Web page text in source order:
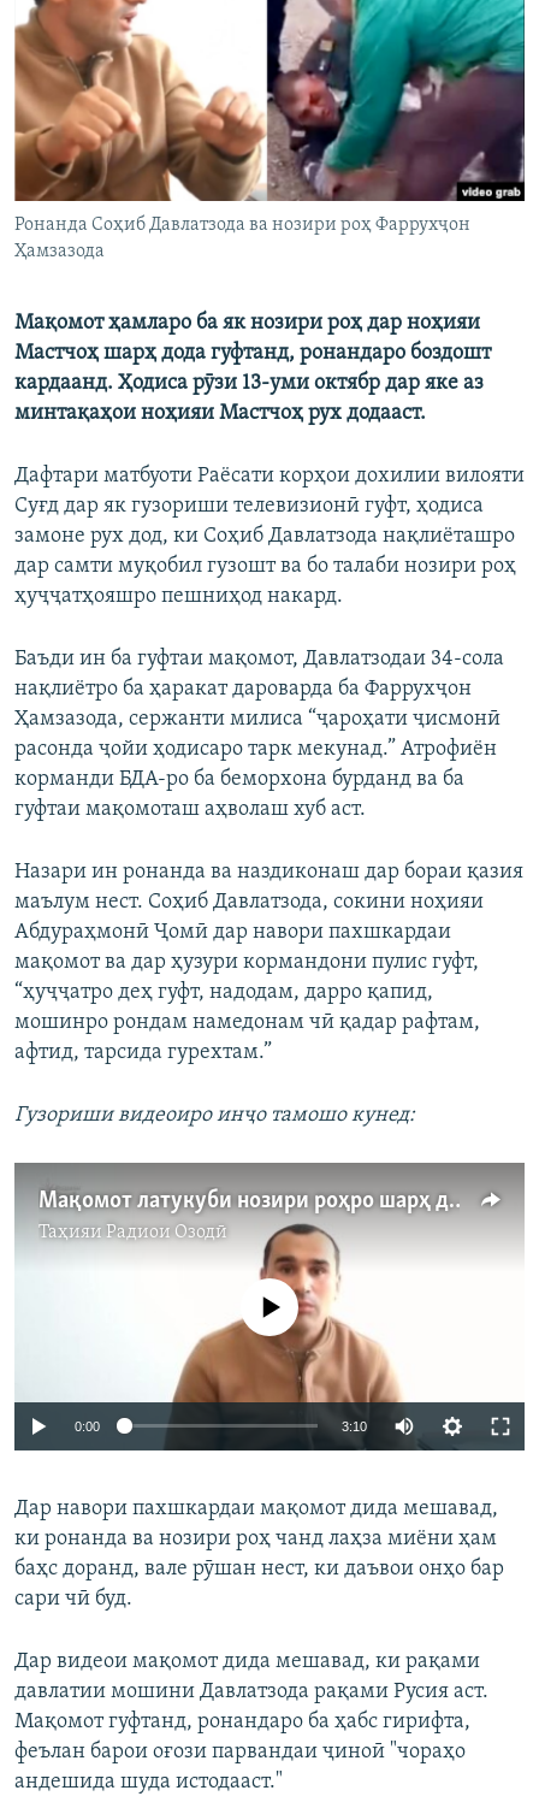
ГУЗОРИШҲОИ РАДИОӢ
Русский
ПАЙГИРӢ КУНЕД
Ронанда Соҳиб Давлатзода ва нозири роҳ Фаррухҷон
Ҳамзазода
Мақомот ҳамларо ба як нозири роҳ дар ноҳияи
Мастчоҳ шарҳ дода гуфтанд, ронандаро боздошт
кардаанд. Ҳодиса рӯзи 13-уми октябр дар яке аз
минтақаҳои ноҳияи Мастчоҳ рух додааст.
Дафтари матбуоти Раёсати корҳои дохилии вилояти
Суғд дар як гузориши телевизионӣ гуфт, ҳодиса
замоне рух дод, ки Соҳиб Давлатзода нақлиёташро
дар самти муқобил гузошт ва бо талаби нозири роҳ
ҳуҷҷатҳояшро пешниҳод накард.
Баъди ин ба гуфтаи мақомот, Давлатзодаи 34-сола
нақлиётро ба ҳаракат дароварда ба Фаррухҷон
Ҳамзазода, сержанти милиса “ҷароҳати ҷисмонӣ
расонда ҷойи ҳодисаро тарк мекунад.” Атрофиён
корманди БДА-ро ба беморхона бурданд ва ба
гуфтаи мақомоташ аҳволаш хуб аст.
Назари ин ронанда ва наздиконаш дар бораи қазия
маълум нест. Соҳиб Давлатзода, сокини ноҳияи
Абдураҳмонӣ Ҷомӣ дар навори пахшкардаи
мақомот ва дар ҳузури кормандони пулис гуфт,
“ҳуҷҷатро деҳ гуфт, надодам, дарро қапид,
мошинро рондам намедонам чӣ қадар рафтам,
афтид, тарсида гурехтам.”
Гузориши видеоиро инҷо тамошо кунед:
Мақомот латукуби нозири роҳро шарҳ доданд
Таҳияи Радиои Озодӣ
Auto 240p 360p 480p
Феълан кор намекунад
0:00 3:10
360p
480p
Дар навори пахшкардаи мақомот дида мешавад,
ки ронанда ва нозири роҳ чанд лаҳза миёни ҳам
баҳс доранд, вале рӯшан нест, ки даъвои онҳо бар
сари чӣ буд.
Дар видеои мақомот дида мешавад, ки рақами
давлатии мошини Давлатзода рақами Русия аст.
Мақомот гуфтанд, ронандаро ба ҳабс гирифта,
феълан барои оғози парвандаи ҷиноӣ "чораҳо
андешида шуда истодааст."